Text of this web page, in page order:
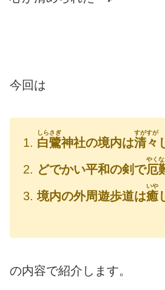
今回は
白鷺
しらさぎ
神社の境内は清々
すがすが
どでかい平和の剣で厄
やく
境内の外周遊歩道は癒
いや
の内容で紹介します。